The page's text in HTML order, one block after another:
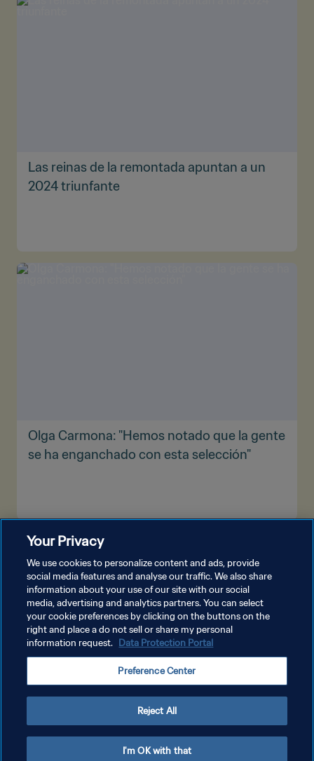
Las reinas de la remontada apuntan a un
2024 triunfante
Olga Carmona: "Hemos notado que la gente
se ha enganchado con esta selección"
POLÍTICA DE PRIVACIDAD
AJUSTAR LA CONFIGURACIÓN DE LAS COOKIES
Copyright © 1994 - 2026 FIFA. Todos los derechos reservados.
Your Privacy
We use cookies to personalize content and ads, provide
social media features and analyse our traffic. We also share
information about your use of our site with our social
media, advertising and analytics partners. You can select
your cookie preferences by clicking on the buttons on the
right and place a do not sell or share my personal
information request. Data Protection Portal
Preference Center
Reject All
I'm OK with that